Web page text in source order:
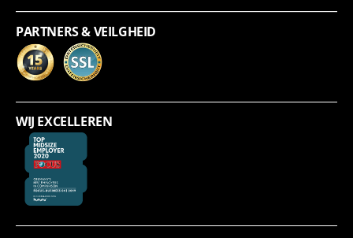
PARTNERS & VEILGHEID
WIJ EXCELLEREN